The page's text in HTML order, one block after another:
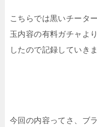
こちらでは黒いチータ
玉内容の有料ガチャよ
したので記録していき
今回の内容ってさ、ブ